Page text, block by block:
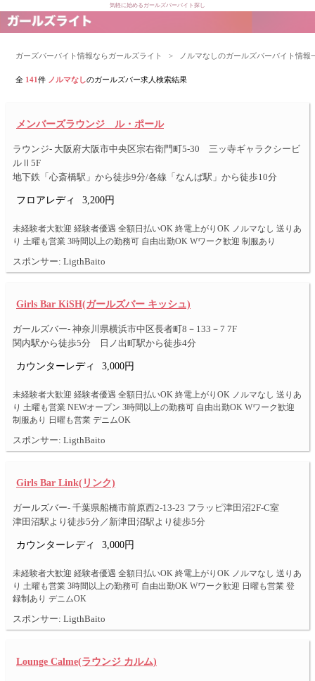
気軽に始めるガールズバーバイト探し
ガーズバーバイト情報ならガールズライト > ノルマなしのガールズバーバイト情報
全 141件 ノルマなしのガールズバー求人検索結果
メンバーズラウンジ ル・ポール
ラウンジ- 大阪府大阪市中央区宗右衛門町5-30 三ッ寺ギャラクシービ
ルⅡ5F
地下鉄「心斎橋駅」から徒歩9分/各線「なんば駅」から徒歩10分
フロアレディ 3,200円
未経験者大歓迎 経験者優遇 全額日払いOK 終電上がりOK ノルマなし 送りあ
り 土曜も営業 3時間以上の勤務可 自由出勤OK Wワーク歓迎 制服あり
スポンサー: LigthBaito
Girls Bar KiSH(ガールズバー キッシュ)
ガールズバー- 神奈川県横浜市中区長者町8－133－7 7F
関内駅から徒歩5分 日ノ出町駅から徒歩4分
カウンターレディ 3,000円
未経験者大歓迎 経験者優遇 全額日払いOK 終電上がりOK ノルマなし 送りあ
り 土曜も営業 NEWオープン 3時間以上の勤務可 自由出勤OK Wワーク歓迎
制服あり 日曜も営業 デニムOK
スポンサー: LigthBaito
Girls Bar Link(リンク)
ガールズバー- 千葉県船橋市前原西2-13-23 フラッピ津田沼2F-C室
津田沼駅より徒歩5分／新津田沼駅より徒歩5分
カウンターレディ 3,000円
未経験者大歓迎 経験者優遇 全額日払いOK 終電上がりOK ノルマなし 送りあ
り 土曜も営業 3時間以上の勤務可 自由出勤OK Wワーク歓迎 日曜も営業 登
録制あり デニムOK
スポンサー: LigthBaito
Lounge Calme(ラウンジ カルム)